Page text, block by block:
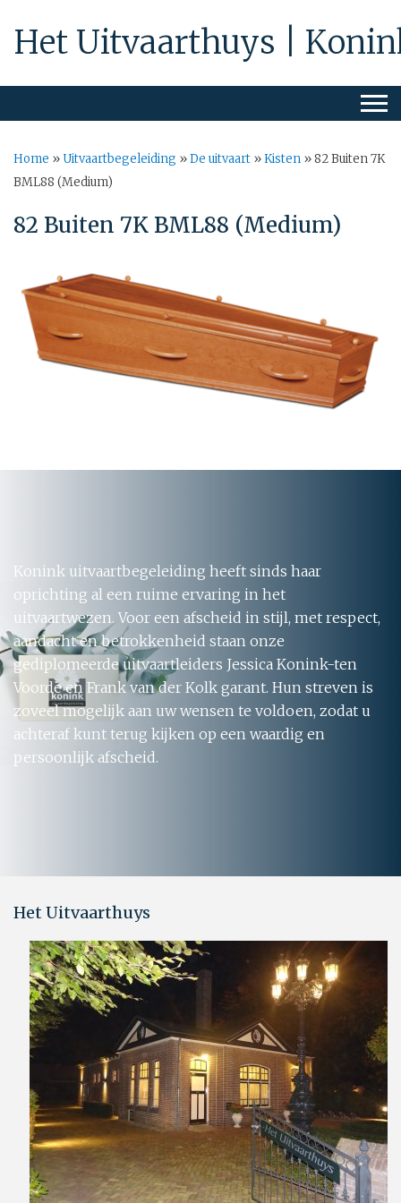
Het Uitvaarthuys |
Home »Uitvaartbegeleiding »De uitvaart »Kisten »82 Buiten 7K
BML88 (Medium)
82 Buiten 7K BML88 (Medium)
Konink uitvaartbegeleiding heeft sinds haar
oprichting al een ruime ervaring in het
uitvaartwezen. Voor een afscheid in stijl, met respect,
aandacht en betrokkenheid staan onze
gediplomeerde uitvaartleiders Jessica Konink-ten
Voorde en Frank van der Kolk garant. Hun streven is
zoveel mogelijk aan uw wensen te voldoen, zodat u
achteraf kunt terug kijken op een waardig en
persoonlijk afscheid.
Het Uitvaarthuys